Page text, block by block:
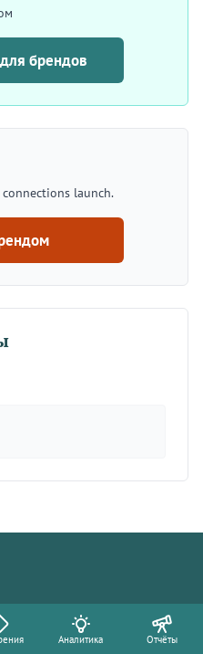
брендов
launch.
Аналитика Отчёты